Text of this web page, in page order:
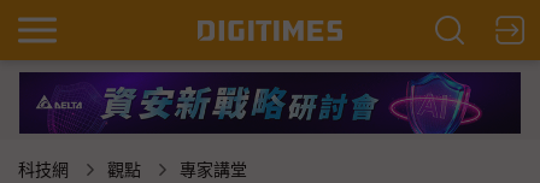
科技網 觀點 專家講堂